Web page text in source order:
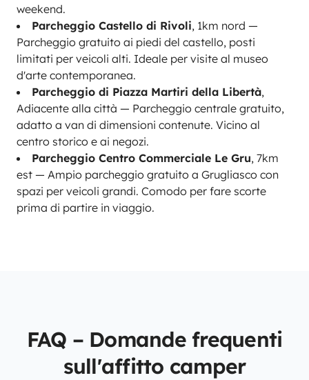
weekend.
Parcheggio Castello di Rivoli, 1km nord —
Parcheggio gratuito ai piedi del castello, posti
limitati per veicoli alti. Ideale per visite al museo
d'arte contemporanea.
Parcheggio di Piazza Martiri della Libertà,
Adiacente alla città — Parcheggio centrale gratuito,
adatto a van di dimensioni contenute. Vicino al
centro storico e ai negozi.
Parcheggio Centro Commerciale Le Gru, 7km
est — Ampio parcheggio gratuito a Grugliasco con
spazi per veicoli grandi. Comodo per fare scorte
prima di partire in viaggio.
FAQ – Domande frequenti
sull'affitto camper